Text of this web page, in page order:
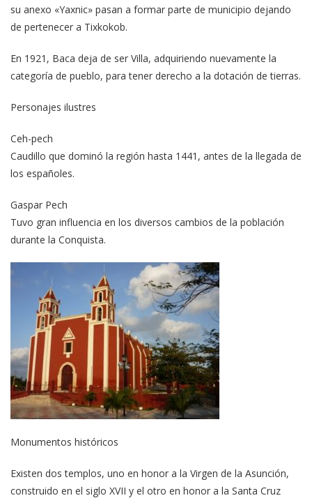
su anexo «Yaxnic» pasan a formar parte de municipio dejando
de pertenecer a Tixkokob.
En 1921, Baca deja de ser Villa, adquiriendo nuevamente la
categoría de pueblo, para tener derecho a la dotación de tierras.
Personajes ilustres
Ceh-pech
Caudillo que dominó la región hasta 1441, antes de la llegada de
los españoles.
Gaspar Pech
Tuvo gran influencia en los diversos cambios de la población
durante la Conquista.
Monumentos históricos
Existen dos templos, uno en honor a la Virgen de la Asunción,
construido en el siglo XVII y el otro en honor a la Santa Cruz